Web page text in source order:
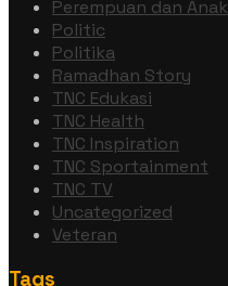
Perempuan dan Anak
Politic
Politika
Ramadhan Story
TNC Edukasi
TNC Health
TNC Inspiration
TNC Sportainment
TNC TV
Uncategorized
Veteran
Tags